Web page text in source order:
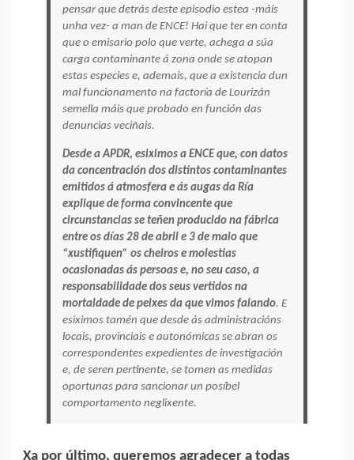
pensar que detrás deste episodio estea -máis
unha vez- a man de ENCE! Hai que ter en conta
que o emisario polo que verte, achega a súa
carga contaminante á zona onde se atopan
estas especies e, ademais, que a existencia dun
mal funcionamento na factoría de Lourizán
semella máis que probado en función das
denuncias veciñais.
Desde a APDR, esiximos a ENCE que, con datos
da concentración dos distintos contaminantes
emitidos á atmosfera e ás augas da Ría
explique de forma convincente que
circunstancias se teñen producido na fábrica
entre os días 28 de abril e 3 de maio que
“xustifiquen” os cheiros e molestias
ocasionadas ás persoas e, no seu caso, a
responsabilidade dos seus vertidos na
mortaldade de peixes da que vimos falando. E
esiximos tamén que desde ás administracións
locais, provinciais e autonómicas se abran os
correspondentes expedientes de investigación
e, de seren pertinente, se tomen as medidas
oportunas para sancionar un posíbel
comportamento neglixente.
Xa por último, queremos agradecer a todas